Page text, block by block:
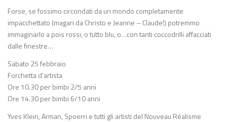
Forse, se fossimo circondati da un mondo completamente
impacchettato (magari da Christo e Jeanne – Claude!) potremmo
immaginarlo a pois rossi, o tutto blu, o…con tanti coccodrilli affacciati
dalle finestre…
Sabato 25 febbraio
Forchetta d’artista
Ore 10.30 per bimbi 2/5 anni
Ore 14.30 per bimbi 6/10 anni
Yves Klein, Arman, Spoerri e tutti gli artisti del Nouveau Réalisme